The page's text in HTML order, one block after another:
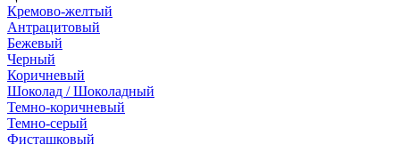
Кремово-желтый
Антрацитовый
Бежевый
Черный
Коричневый
Шоколад / Шоколадный
Темно-коричневый
Темно-серый
Фисташковый